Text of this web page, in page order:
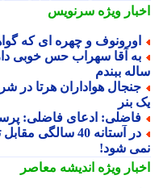
ویژهسرنویس
و چهره ای که
آقا سهراب حس خوبی دارم /
ببندم
هواداران هرتا در
بنر
ادعای فاضلی:
‏در آستانه 40 سالگی
شود!
ویژهاندیشه معاصر